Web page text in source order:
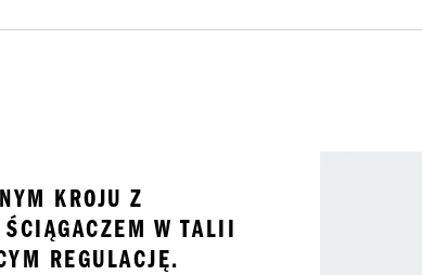
KROJU Z
ŚCIĄGACZEM W TALII
REGULACJĘ.